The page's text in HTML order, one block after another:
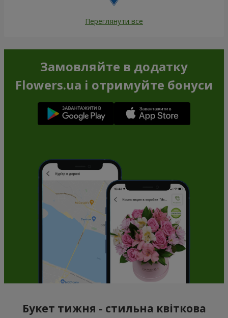
Переглянути все
Замовляйте в додатку
Flowers.ua і отримуйте бонуси
Букет тижня - стильна квіткова